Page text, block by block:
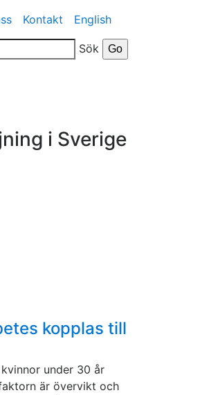
Kontakt English
Sök
i Sverige
kopplas till
under 30 år
är övervikt och